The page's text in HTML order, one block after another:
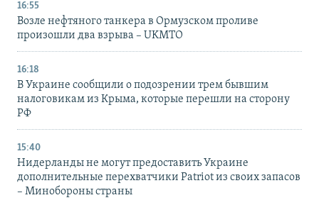
16:55
Возле нефтяного танкера в Ормузском проливе
произошли два взрыва – UKMTO
16:18
В Украине сообщили о подозрении трем бывшим
налоговикам из Крыма, которые перешли на сторону
РФ
15:40
Нидерланды не могут предоставить Украине
дополнительные перехватчики Patriot из своих запасов
– Минобороны страны